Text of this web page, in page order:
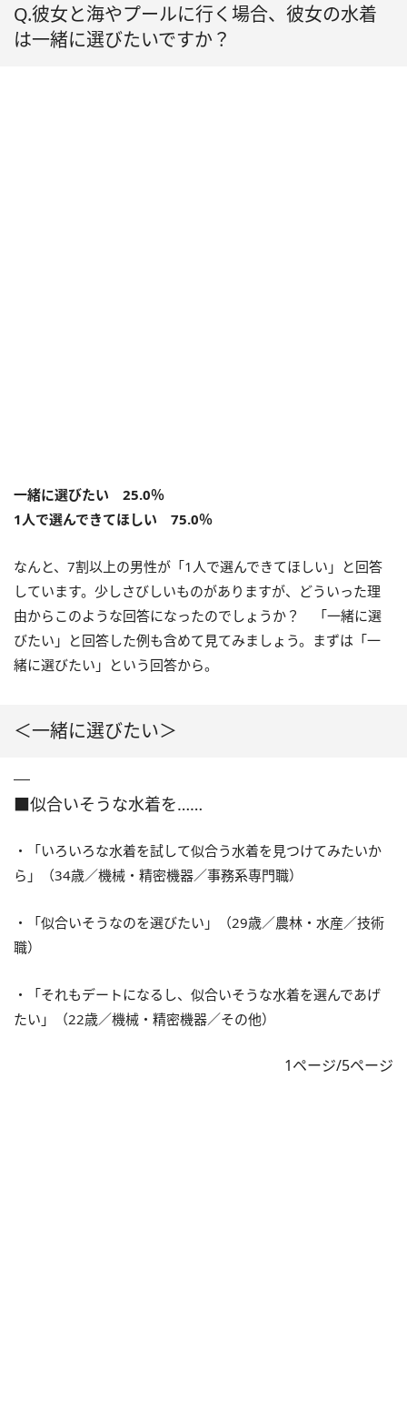
Q.彼女と海やプールに行く場合、彼女の水着
は一緒に選びたいですか？
一緒に選びたい 25.0％
1人で選んできてほしい 75.0％
なんと、7割以上の男性が「1人で選んできてほしい」と回答
しています。少しさびしいものがありますが、どういった理
由からこのような回答になったのでしょうか？ 「一緒に選
びたい」と回答した例も含めて見てみましょう。まずは「一
緒に選びたい」という回答から。
＜一緒に選びたい＞
■似合いそうな水着を……
・「いろいろな水着を試して似合う水着を見つけてみたいか
ら」（34歳／機械・精密機器／事務系専門職）
・「似合いそうなのを選びたい」（29歳／農林・水産／技術
職）
・「それもデートになるし、似合いそうな水着を選んであげ
たい」（22歳／機械・精密機器／その他）
1ページ/5ページ